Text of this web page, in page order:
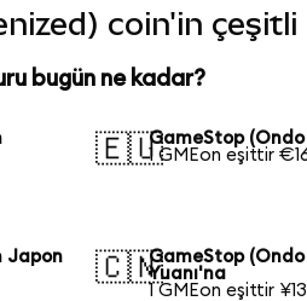
coin'in
bugün ne kadar?
🇪🇺GameStop
1 GMEon eşittir
Japon
🇨🇳GameStop
Yuanı'na
1 GMEon eşittir